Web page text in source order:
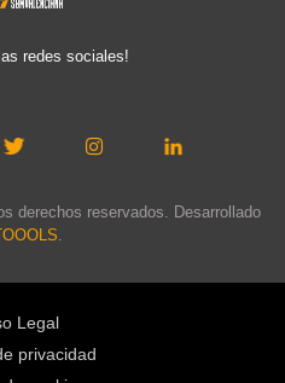
redes sociales!
derechos reservados. Desarrollado
Legal
privacidad